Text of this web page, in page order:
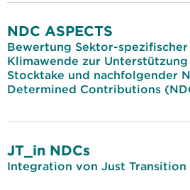
NDC ASPECTS
Bewertung Sektor-
Klimawende zur
Stocktake und nachfolgender
Determined Contributions
JT_in NDCs
Integration von Just Transition